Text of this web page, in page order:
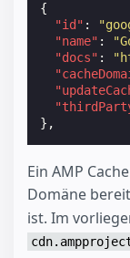
{
"id" :
"name" :
"docs" :
},
Ein AMP
Domäne
ist. Im